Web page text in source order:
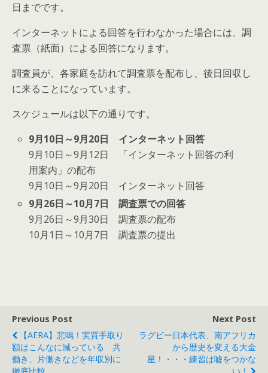
日までです。
インターネットによる回答を行わなかった場合には、調
査票（紙面）による回答になります。
調査員が、各家庭を訪れて調査票を配布し、後日回収し
に来ることになっています。
スケジュールは以下の通りです。
9月10日～9月20日 インターネット回答
9月10日～9月12日 「インターネット回答の利
用案内」の配布
9月10日～9月20日 インターネット回答
9月26日～10月7日 調査票での回答
9月26日～9月30日 調査票の配布
10月1日～10月7日 調査票の提出
Previous Post
【AERA】悲鳴！実質手取り
額はこんなに減っている 共
働き、片働きなどを年収別に
Next Post
ラグビー日本代表、南アフリカ
から歴史を変える大金
星！・・・練習は嘘をつかな